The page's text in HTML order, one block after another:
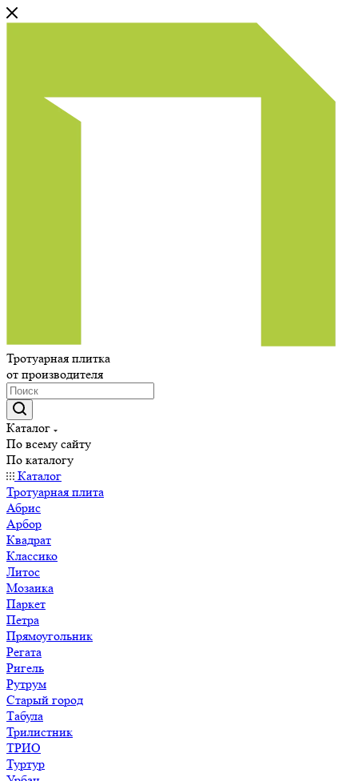
Тротуарная плитка
от производителя
Каталог
По всему сайту
По каталогу
Каталог
Тротуарная плита
Абрис
Арбор
Квадрат
Классико
Литос
Мозаика
Паркет
Петра
Прямоугольник
Регата
Ригель
Рутрум
Старый город
Табула
Трилистник
ТРИО
Туртур